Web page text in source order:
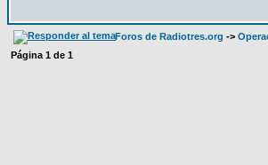
Foros de Radiotres.org ->
Página 1 de 1